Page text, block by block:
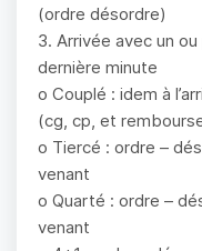
(ordre désordre)
3. Arrivée avec un
dernière minute
o Couplé : idem à
(cg, cp, et
o Tiercé : ordre –
venant
o Quarté : ordre –
venant